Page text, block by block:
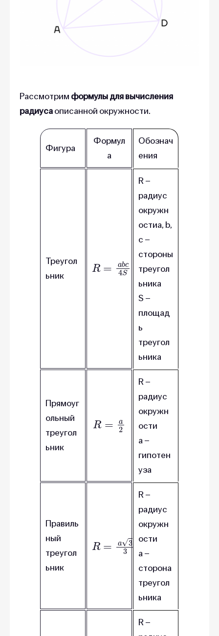
Рассмотрим формулы для вычисления
радиусаописанной окружности.
Фигура
Формул
а
Обознач
ения
Треугол
ьник
R= c4
R –
радиус
окружн
остиa, b,
c –
стороны
треугол
ьника
S –
площад
ь
треугол
ьника
Прямоуг
ольный
треугол
ьник
R=
R –
радиус
окружн
ости
a –
гипотен
уза
Правиль
ный
треугол
ьник
R= 3
R –
радиус
окружн
ости
a –
сторона
треугол
ьника
R –